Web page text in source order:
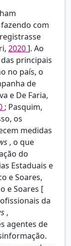
com
2020]. Ao
principais
no país, o
de
e De Faria,
; Pasquim,
os
medidas
, o que
do
Estaduais e
e Soares,
e Soares [
da
,
agentes de